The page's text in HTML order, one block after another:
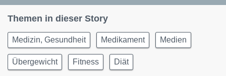
Themen in dieser Story
Medizin, Gesundheit Medikament Medien
Übergewicht Fitness Diät